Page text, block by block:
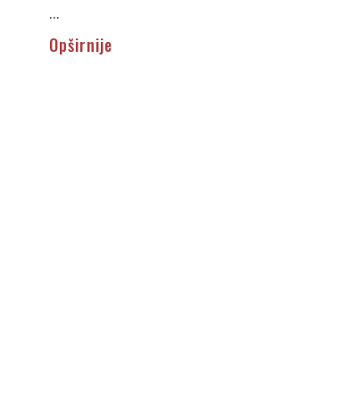
...
Opširnije